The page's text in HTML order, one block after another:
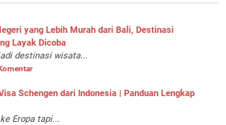
yang Lebih Murah dari Bali, Destinasi
Layak Dicoba
destinasi wisata...
Schengen dari Indonesia | Panduan Lengkap
Eropa tapi...